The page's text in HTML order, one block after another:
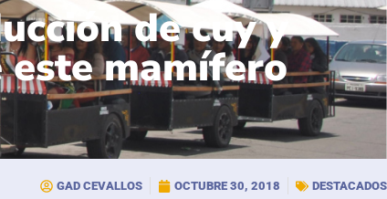
de cuy y
mamífero
GAD CEVALLOS OCTUBRE 30, 2018 DESTACADOS